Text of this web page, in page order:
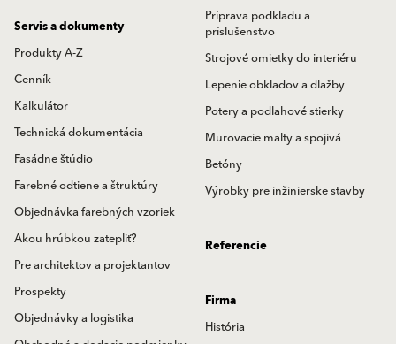
Príprava podkladu a
príslušenstvo
Strojové omietky do interiéru
Lepenie obkladov a dlažby
Potery a podlahové stierky
Murovacie malty a spojivá
Betóny
Výrobky pre inžinierske stavby
Servis a dokumenty
Produkty A-Z
Cenník
Kalkulátor
Technická dokumentácia
Fasádne štúdio
Farebné odtiene a štruktúry
Objednávka farebných vzoriek
Akou hrúbkou zatepliť?
Pre architektov a projektantov
Prospekty
Objednávky a logistika
Referencie
Firma
História